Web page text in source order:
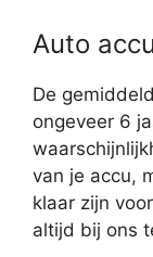
Auto
De
ongeveer 6
van je accu,
klaar zijn
altijd bij ons